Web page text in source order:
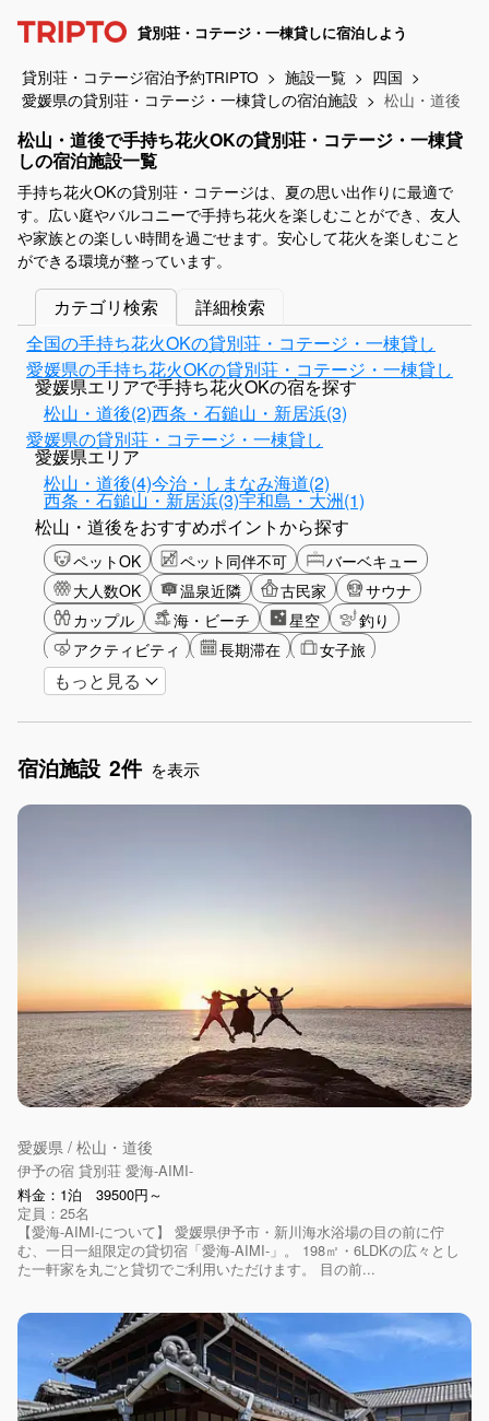
貸別荘・コテージ・一棟貸しに宿泊しよう
貸別荘・コテージ宿泊予約TRIPTO 施設一覧
四国
愛媛県の貸別荘・コテージ・一棟貸しの宿泊施設
松山・道後
松山・道後で手持ち花火OKの貸別荘・コテージ・一棟貸
しの宿泊施設一覧
手持ち花火OKの貸別荘・コテージは、夏の思い出作りに最適で
す。広い庭やバルコニーで手持ち花火を楽しむことができ、友人
や家族との楽しい時間を過ごせます。安心して花火を楽しむこと
ができる環境が整っています。
カテゴリ検索
詳細検索
全国の手持ち花火OKの貸別荘・コテージ・一棟貸し
愛媛県の手持ち花火OKの貸別荘・コテージ・一棟貸し
愛媛県エリアで手持ち花火OKの宿を探す
松山・道後(2)西条・石鎚山・新居浜(3)
愛媛県の貸別荘・コテージ・一棟貸し
愛媛県エリア
松山・道後(4)今治・しまなみ海道(2)
西条・石鎚山・新居浜(3)宇和島・大洲(1)
松山・道後をおすすめポイントから探す
ペットOK ペット同伴不可
バーベキュー
大人数OK
温泉近隣 古民家
サウナ
カップル
海・ビーチ 星空
釣り
アクティビティ
長期滞在
女子旅
駅から徒歩圏内
もっと見る
宿泊施設 2件 を表示
愛媛県 / 松山・道後
伊予の宿 貸別荘 愛海-AIMI-
料金：1泊 39500円～
定員：25名
【愛海-AIMI-について】 愛媛県伊予市・新川海水浴場の目の前に佇
む、一日一組限定の貸切宿「愛海-AIMI-」。 198㎡・6LDKの広々とし
た一軒家を丸ごと貸切でご利用いただけます。 目の前...